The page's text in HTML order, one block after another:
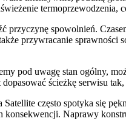
przyczynę spowolnień.
przywracanie sprawności
pod uwagę stan ogólny,
ścieżkę serwisu tak,
często spotyka się
Naprawy